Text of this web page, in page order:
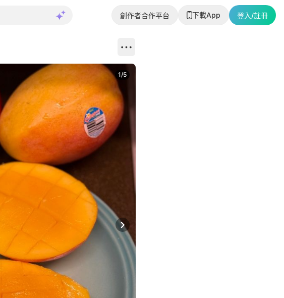
創作者合作平台 下載App 登入/註冊
Next slide
1/5